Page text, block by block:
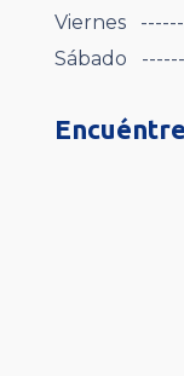
Viernes
Sábado